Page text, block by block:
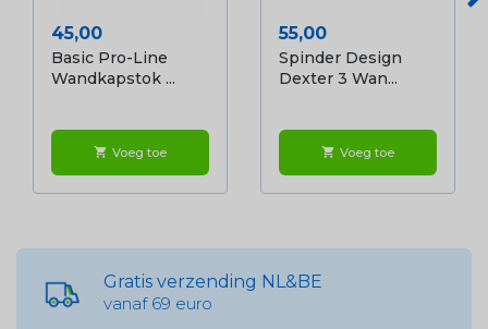
Prijs
45,00
Basic Pro-Line
Wandkapstok ...
shopping_cart Voeg toe
Prijs
55,00
Spinder Design
Dexter 3 Wan...
shopping_cart Voeg toe
Gratis verzending NL&BE
vanaf 69 euro